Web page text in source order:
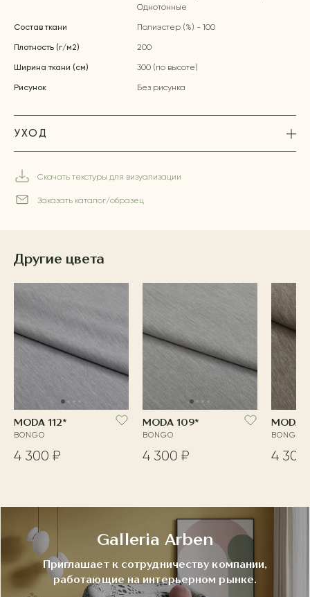
Однотонные
Состав ткани Полиэстер (%) - 100
Плотность (г/м2) 200
Ширина ткани (см) 300 (по высоте)
Рисунок Без рисунка
УХОД
Скачать текстуры для визуализации
Заказать каталог/образец
Другие цвета
MODA 112*
BONGO
4 300 ₽
MODA 109*
BONGO
4 300 ₽
MODA
BONGO
4 300
Galleria Arben
Приглашает к сотрудничеству компании,
работающие на интерьерном рынке.